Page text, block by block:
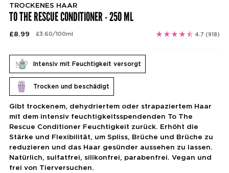
TROCKENES HAAR
TO THE RESCUE CONDITIONER - 250 ML
Regulärer
£8.99 Stückpreis
£3.60/per
100ml 4.7 (918)
Intensiv mit Feuchtigkeit versorgt
Trocken und beschädigt
Gibt trockenem, dehydriertem oder strapaziertem Haar
mit dem intensiv feuchtigkeitsspendenden To The
Rescue Conditioner Feuchtigkeit zurück. Erhöht die
Stärke und Flexibilität, um Spliss, Brüche und Brüche zu
reduzieren und das Haar gesünder aussehen zu lassen.
Natürlich, sulfatfrei, silikonfrei, parabenfrei. Vegan und
frei von Tierversuchen.